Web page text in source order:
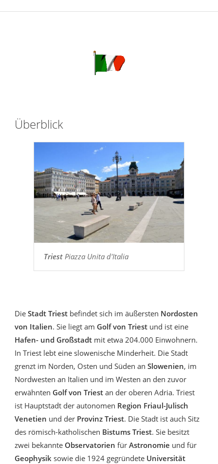
Überblick
TriestPiazza Unita d'Italia
Die Stadt Triest befindet sich im äußersten Nordosten
von Italien. Sie liegt am Golf von Triest und ist eine
Hafen- und Großstadt mit etwa 204.000 Einwohnern.
In Triest lebt eine slowenische Minderheit. Die Stadt
grenzt im Norden, Osten und Süden an Slowenien, im
Nordwesten an Italien und im Westen an den zuvor
erwähnten Golf von Triest an der oberen Adria. Triest
ist Hauptstadt der autonomen Region Friaul-Julisch
Venetien und der Provinz Triest. Die Stadt ist auch Sitz
des römisch-katholischen Bistums Triest. Sie besitzt
zwei bekannte Observatorien für Astronomie und für
Geophysik sowie die 1924 gegründete Universität